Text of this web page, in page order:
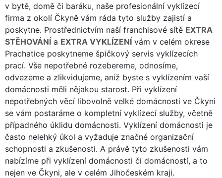
v bytě, domě či baráku, naše profesionální vyklízecí
firma z okolí Čkyně vám ráda tyto služby zajistí a
poskytne. Prostřednictvím naší franchisové sítě EXTRA
STĚHOVÁNÍ a EXTRA VYKLÍZENÍ vám v celém okrese
Prachatice poskytneme špičkový servis vyklízecích
prací. Vše nepotřebné rozebereme, odnosíme,
odvezeme a zlikvidujeme, aniž byste s vyklízením vaší
domácnosti měli nějakou starost. Při vyklízení
nepotřebných věcí libovolně velké domácnosti ve Čkyni
se vám postaráme o kompletní vyklízecí služby, včetně
případného úklidu domácnosti. Vyklízení domácnosti je
často nelehký úkol a vyžaduje značné organizační
schopnosti a zkušenosti. A právě tyto zkušenosti vám
nabízíme při vyklízení domácnosti či domácností, a to
nejen ve Čkyni, ale v celém Jihočeském kraji.